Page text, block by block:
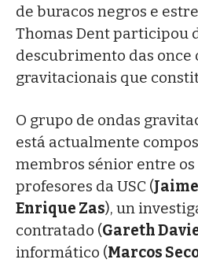
de buracos negros e
Thomas Dent participou
descubrimento das once
gravitacionais que
O grupo de ondas
está actualmente
membros sénior entre os
profesores da USC (
Enrique Zas), un
contratado (Gareth
informático (Marcos